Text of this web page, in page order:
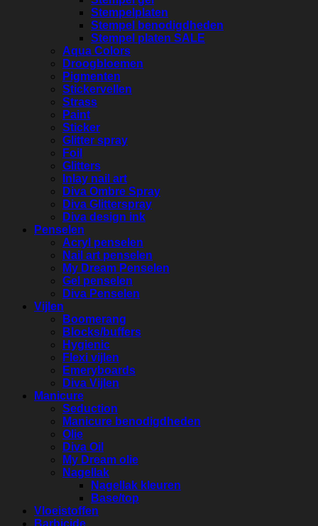
Stempelplaten
Stempel benodigdheden
Stempel platen SALE
Aqua Colors
Droogbloemen
Pigmenten
Stickervellen
Strass
Paint
Sticker
Glitter spray
Foil
Glitters
Inlay nail art
Diva Ombre Spray
Diva Glitterspray
Diva design ink
Penselen
Acryl penselen
Nail art penselen
My Dream Penselen
Gel penselen
Diva Penselen
Vijlen
Boomerang
Blocks/buffers
Hygienic
Flexi vijlen
Emeryboards
Diva Vijlen
Manicure
Seduction
Manicure benodigdheden
Olie
Diva Oil
My Dream olie
Nagellak
Nagellak kleuren
Base/top
Vloeistoffen